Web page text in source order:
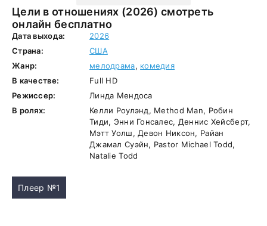
Цели в отношениях (2026) смотреть
онлайн бесплатно
Дата выхода:
2026
Страна:
США
Жанр:
мелодрама, комедия
В качестве:
Full HD
Режиссер:
Линда Мендоса
В ролях:
Келли Роулэнд, Method Man, Робин
Тиди, Энни Гонсалес, Деннис Хейсберт,
Мэтт Уолш, Девон Никсон, Райан
Джамал Суэйн, Pastor Michael Todd,
Natalie Todd
Плеер №1